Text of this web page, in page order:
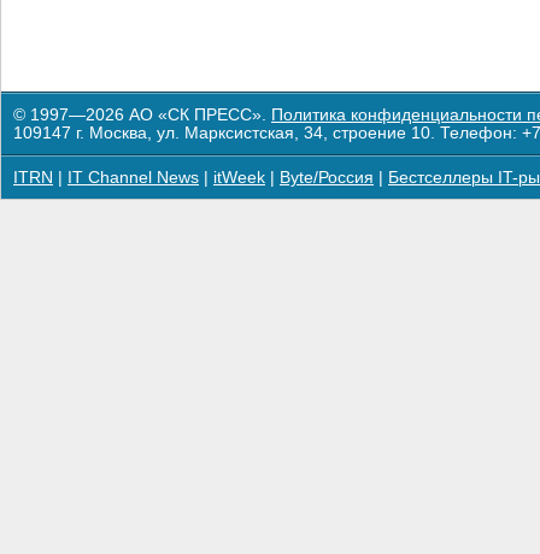
© 1997—2026 АО «СК ПРЕСС». Политика конфиденциальности
109147 г. Москва, ул. Марксистская, 34, строение 10. Телефон:
ITRN IT Channel News itWeek Byte/Россия Бестселлеры IT-